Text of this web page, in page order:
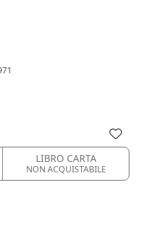
LIBRO CARTA
NON ACQUISTABILE